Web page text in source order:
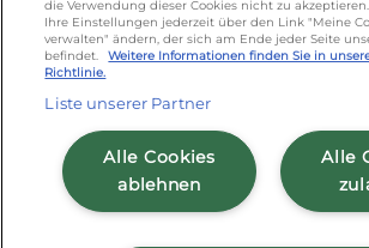
Cookie Richtlinie Sitemap/
Impressum
AGB
die Verwendung dieser Cookies nicht zu
Ihre Einstellungen jederzeit über den Link "Meine
verwalten" ändern, der sich am Ende jeder Seite
befindet.
Weitere Informationen finden Sie in
Richtlinie.
Liste unserer Partner
Alle
Alle Cookies
ablehnen